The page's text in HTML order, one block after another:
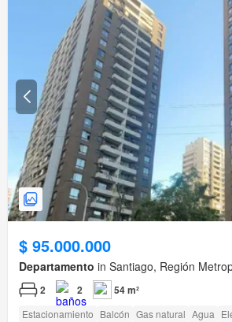
$ 95.000.000
Departamento in Santiago, Región
2 2 54 m²
Estacionamiento Balcón Gas natural Agua